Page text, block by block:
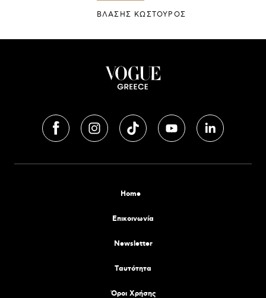
ΒΛΑΣΗΣ ΚΩΣΤΟΥΡΟΣ
Home
Επικοινωνία
Newsletter
Tαυτότητα
Όροι Χρήσης